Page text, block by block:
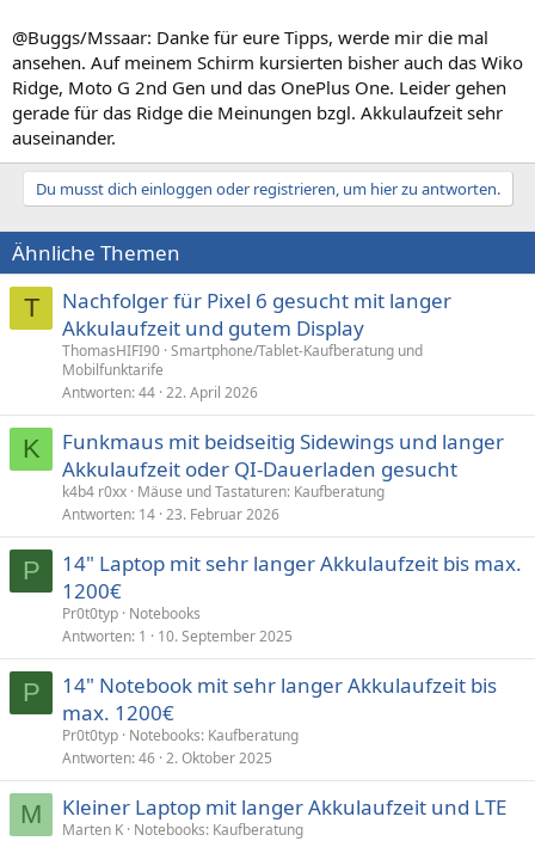
@Buggs/Mssaar: Danke für eure Tipps, werde mir die mal
ansehen. Auf meinem Schirm kursierten bisher auch das Wiko
Ridge, Moto G 2nd Gen und das OnePlus One. Leider gehen
gerade für das Ridge die Meinungen bzgl. Akkulaufzeit sehr
auseinander.
Du musst dich einloggen oder registrieren, um hier zu antworten.
Ähnliche Themen
T
Nachfolger für Pixel 6 gesucht mit langer
Akkulaufzeit und gutem Display
ThomasHIFI90 Smartphone/Tablet-Kaufberatung und
Mobilfunktarife
Antworten 44 22. April 2026
K
Funkmaus mit beidseitig Sidewings und langer
Akkulaufzeit oder QI-Dauerladen gesucht
k4b4 r0xx Mäuse und Tastaturen: Kaufberatung
Antworten 14 23. Februar 2026
P
14" Laptop mit sehr langer Akkulaufzeit bis max.
1200€
Pr0t0typ Notebooks
Antworten 1 10. September 2025
P
14" Notebook mit sehr langer Akkulaufzeit bis
max. 1200€
Pr0t0typ Notebooks: Kaufberatung
Antworten 46 2. Oktober 2025
M Kleiner Laptop mit langer Akkulaufzeit und LTE
Marten K Notebooks: Kaufberatung